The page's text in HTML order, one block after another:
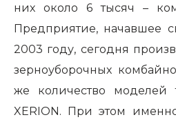
них около 6 тысяч –
Предприятие, начавшее
2003 году, сегодня
зерноуборочных
же количество моделей
XERION. При этом